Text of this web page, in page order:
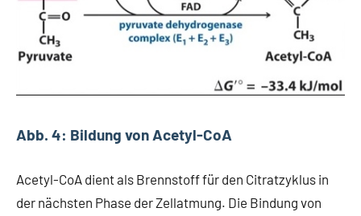
Abb. 4: Bildung von Acetyl-CoA
Acetyl-CoA dient als Brennstoff für den Citratzyklus in
der nächsten Phase der Zellatmung. Die Bindung von